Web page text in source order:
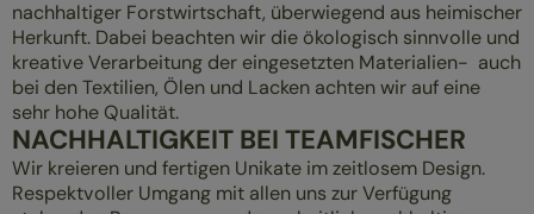
nachhaltiger Forstwirtschaft, überwiegend aus heimischer
Herkunft. Dabei beachten wir die ökologisch sinnvolle und
kreative Verarbeitung der eingesetzten Materialien- auch
bei den Textilien, Ölen und Lacken achten wir auf eine
sehr hohe Qualität.
NACHHALTIGKEIT BEI TEAMFISCHER
Wir kreieren und fertigen Unikate im zeitlosem Design.
Respektvoller Umgang mit allen uns zur Verfügung